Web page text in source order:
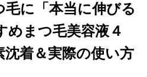
毛に「本当に伸びる
めまつ毛美容液４
沈着＆実際の使い方